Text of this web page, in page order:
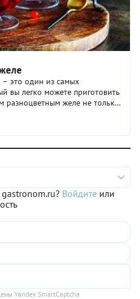
это один из самых
вы легко можете приготовить
разноцветным желе не только
и поднимут ваш кулинарный
прекрасен не только
вкусом. Но еще и тем,
А значит, его могут позволить
сладкое не отразится на
а фото каждого шага
действий. В списке
продукты, а технология
сложность,
ждать, пока слои желе
Войдите или
Yandex SmartCaptcha